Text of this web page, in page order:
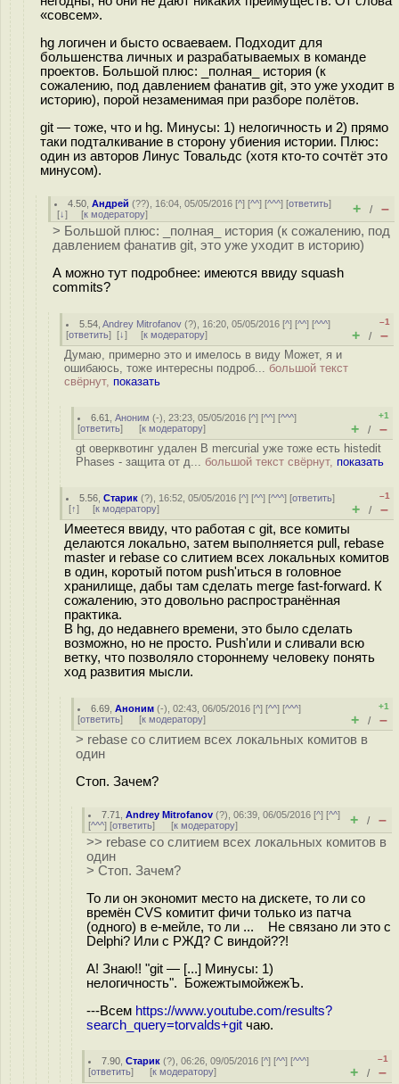
«совсем».
hg логичен и бысто осваеваем. Подходит для
большенства личных и разрабатываемых в команде
проектов. Большой плюс: _полная_ история (к
сожалению, под давлением фанатив git, это уже уходит в
историю), порой незаменимая при разборе полётов.
git — тоже, что и hg. Минусы: 1) нелогичность и 2) прямо
таки подталкивание в сторону убиения истории. Плюс:
один из авторов Линус Товальдс (хотя кто-то сочтёт это
минусом).
4.50 ,Андрей (??), 16:04, 05/05/2016 [^] [^^] [^^^] [ответить]
[↓] [к модератору] + / –
> Большой плюс: _полная_ история (к сожалению, под
давлением фанатив git, это уже уходит в историю)
А можно тут подробнее: имеются ввиду squash
commits?
5.54 ,Andrey Mitrofanov (?), 16:20, 05/05/2016 [^] [^^] [^^^]
[ответить] [↓] [к модератору]
–1
+ / –
Думаю, примерно это и имелось в виду Может, я и
ошибаюсь, тоже интересны подроб... большой текст
свёрнут, показать
6.61 ,Аноним (-), 23:23, 05/05/2016 [^] [^^] [^^^]
[ответить] [к модератору]
+1
+ / –
gt оверквотинг удален В mercurial уже тоже есть histedit
Phases - защита от д... большой текст свёрнут, показать
5.56 ,Старик (?), 16:52, 05/05/2016 [^] [^^] [^^^] [ответить]
[↑] [к модератору]
–1
+ / –
Имеетеся ввиду, что работая с git, все комиты
делаются локально, затем выполняется pull, rebase
master и rebase со слитием всех локальных комитов
в один, коротый потом push'иться в головное
хранилище, дабы там сделать merge fast-forward. К
сожалению, это довольно распространённая
практика.
В hg, до недавнего времени, это было сделать
возможно, но не просто. Push'или и сливали всю
ветку, что позволяло стороннему человеку понять
ход развития мысли.
6.69 ,Аноним (-), 02:43, 06/05/2016 [^] [^^] [^^^]
[ответить] [к модератору]
+1
+ / –
> rebase со слитием всех локальных комитов в
один
Стоп. Зачем?
7.71 ,Andrey Mitrofanov (?), 06:39, 06/05/2016 [^] [^^]
[^^^] [ответить] [к модератору] + / –
>> rebase со слитием всех локальных комитов в
один
> Стоп. Зачем?
То ли он экономит место на дискете, то ли со
времён CVS комитит фичи только из патча
(одного) в е-мейле, то ли ... Не связано ли это с
Delphi? Или с РЖД? С виндой??!
А! Знаю!! "git — [...] Минусы: 1)
нелогичность". БожежтымойжежЪ.
---Всем https://www.youtube.com/results?
search_query=torvalds+git чаю.
7.90 ,Старик (?), 06:26, 09/05/2016 [^] [^^] [^^^]
[ответить] [к модератору]
–1
+ / –